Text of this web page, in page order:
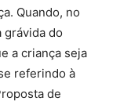
Quando, no
grávida do
a criança seja
referindo à
de